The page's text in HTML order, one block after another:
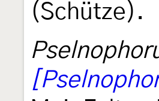
(Schütze).